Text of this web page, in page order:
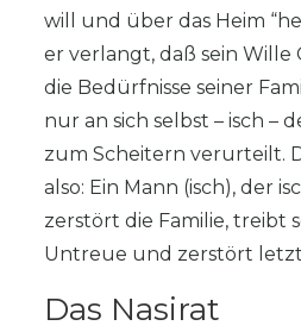
will und über das Heim
er verlangt, daß sein Wille
die Bedürfnisse seiner
nur an sich selbst – isch –
zum Scheitern verurteilt.
also: Ein Mann (isch), der
zerstört die Familie, treibt
Untreue und zerstört
Das Nasirat